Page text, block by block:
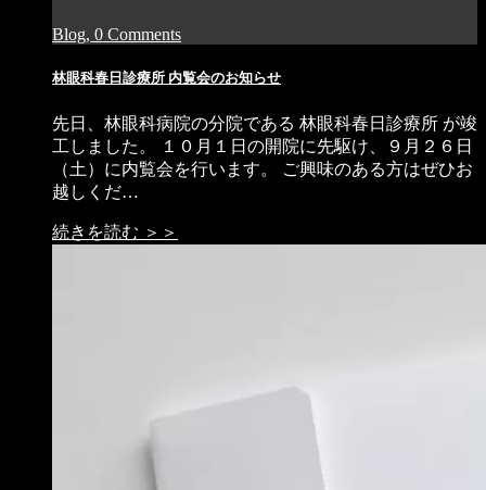
Blog, 0 Comments
林眼科春日診療所 内覧会のお知らせ
先日、林眼科病院の分院である 林眼科春日診療所 が竣
工しました。 １０月１日の開院に先駆け、９月２６日
（土）に内覧会を行います。 ご興味のある方はぜひお
越しくだ…
続きを読む ＞＞